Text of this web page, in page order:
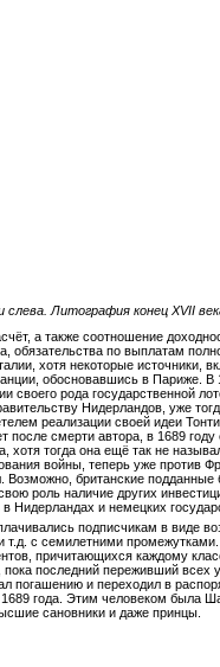
Литография конец XVII
а также соотношение
обязательства по выплатам
хотя некоторые источники,
обосновавшись в Париже. В
своего рода государственной
Нидерландов, уже
реализации своей идеи
после смерти автора, в 1689
хотя тогда она ещё так не
войны, теперь уже против
британские
роль наличие других
Нидерландах и немецких
подписчикам в виде
с семилетними
причитающихся каждому
последний переживший всех
погашению и переходил в
года. Этим человеком была
сановники и даже принцы.